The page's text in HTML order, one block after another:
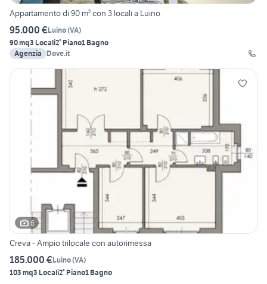
Appartamento di 90 m² con 3 locali a Luino
95.000 €Luino(VA)
90 mq3 Locali2° Piano1 Bagno
Agenzia
Dove.it
6
Creva - Ampio trilocale con autorimessa
185.000 €Luino(VA)
103 mq3 Locali2° Piano1 Bagno